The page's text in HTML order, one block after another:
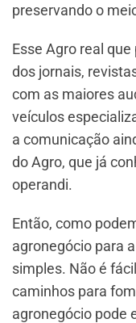
preservando o
Esse Agro real
dos jornais,
com as maiores
veículos
a comunicação
do Agro, que já
operandi.
Então, como
agronegócio para
simples. Não é
caminhos para
agronegócio pode